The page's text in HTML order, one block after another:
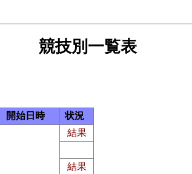
競技別一覧表
開始日時 状況
結果
結果